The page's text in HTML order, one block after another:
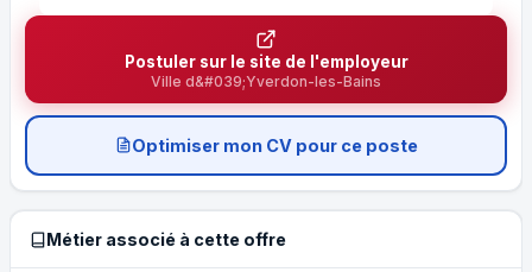
Postuler sur le site de l'employeur
Ville d&#039;Yverdon-les-Bains
Optimiser mon CV pour ce poste
Métier associé à cette offre